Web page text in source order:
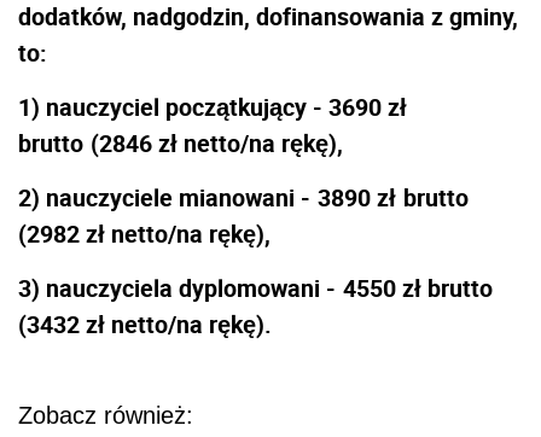
dodatków, nadgodzin, dofinansowania z gminy,
to:
1) nauczyciel początkujący - 3690 zł
brutto (2846 zł netto/na rękę),
2) nauczyciele mianowani - 3890 zł brutto
(2982 zł netto/na rękę),
3) nauczyciela dyplomowani - 4550 zł brutto
(3432 zł netto/na rękę).
Zobacz również: